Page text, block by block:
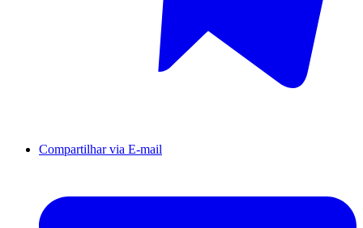
Compartilhar via E-mail